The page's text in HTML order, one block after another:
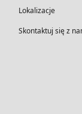
Lokalizacje
Skontaktuj się z